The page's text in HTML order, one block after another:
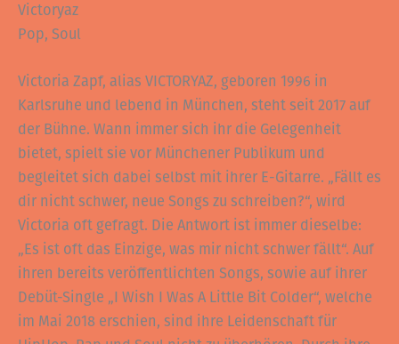
Victoryaz
Pop, Soul
Victoria Zapf, alias VICTORYAZ, geboren 1996 in
Karlsruhe und lebend in München, steht seit 2017 auf
der Bühne. Wann immer sich ihr die Gelegenheit
bietet, spielt sie vor Münchener Publikum und
begleitet sich dabei selbst mit ihrer E-Gitarre. „Fällt es
dir nicht schwer, neue Songs zu schreiben?“, wird
Victoria oft gefragt. Die Antwort ist immer dieselbe:
„Es ist oft das Einzige, was mir nicht schwer fällt“. Auf
ihren bereits veröffentlichten Songs, sowie auf ihrer
Debüt-Single „I Wish I Was A Little Bit Colder“, welche
im Mai 2018 erschien, sind ihre Leidenschaft für